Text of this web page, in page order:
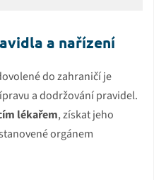
a nařízení
do zahraničí je
a dodržování pravidel.
lékařem, získat jeho
orgánem